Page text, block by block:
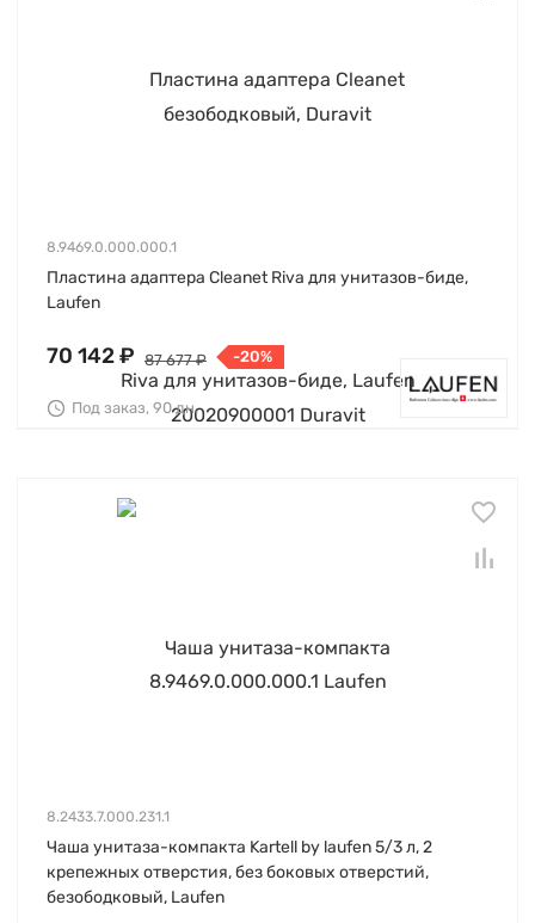
8.9469.0.000.000.1
Пластина адаптера Cleanet Riva для унитазов-биде,
Laufen
70 142 ₽ 87 677 ₽ -20%
Под заказ, 90 дн.
8.2433.7.000.231.1
Чаша унитаза-компакта Kartell by laufen 5/3 л, 2
крепежных отверстия, без боковых отверстий,
безободковый, Laufen